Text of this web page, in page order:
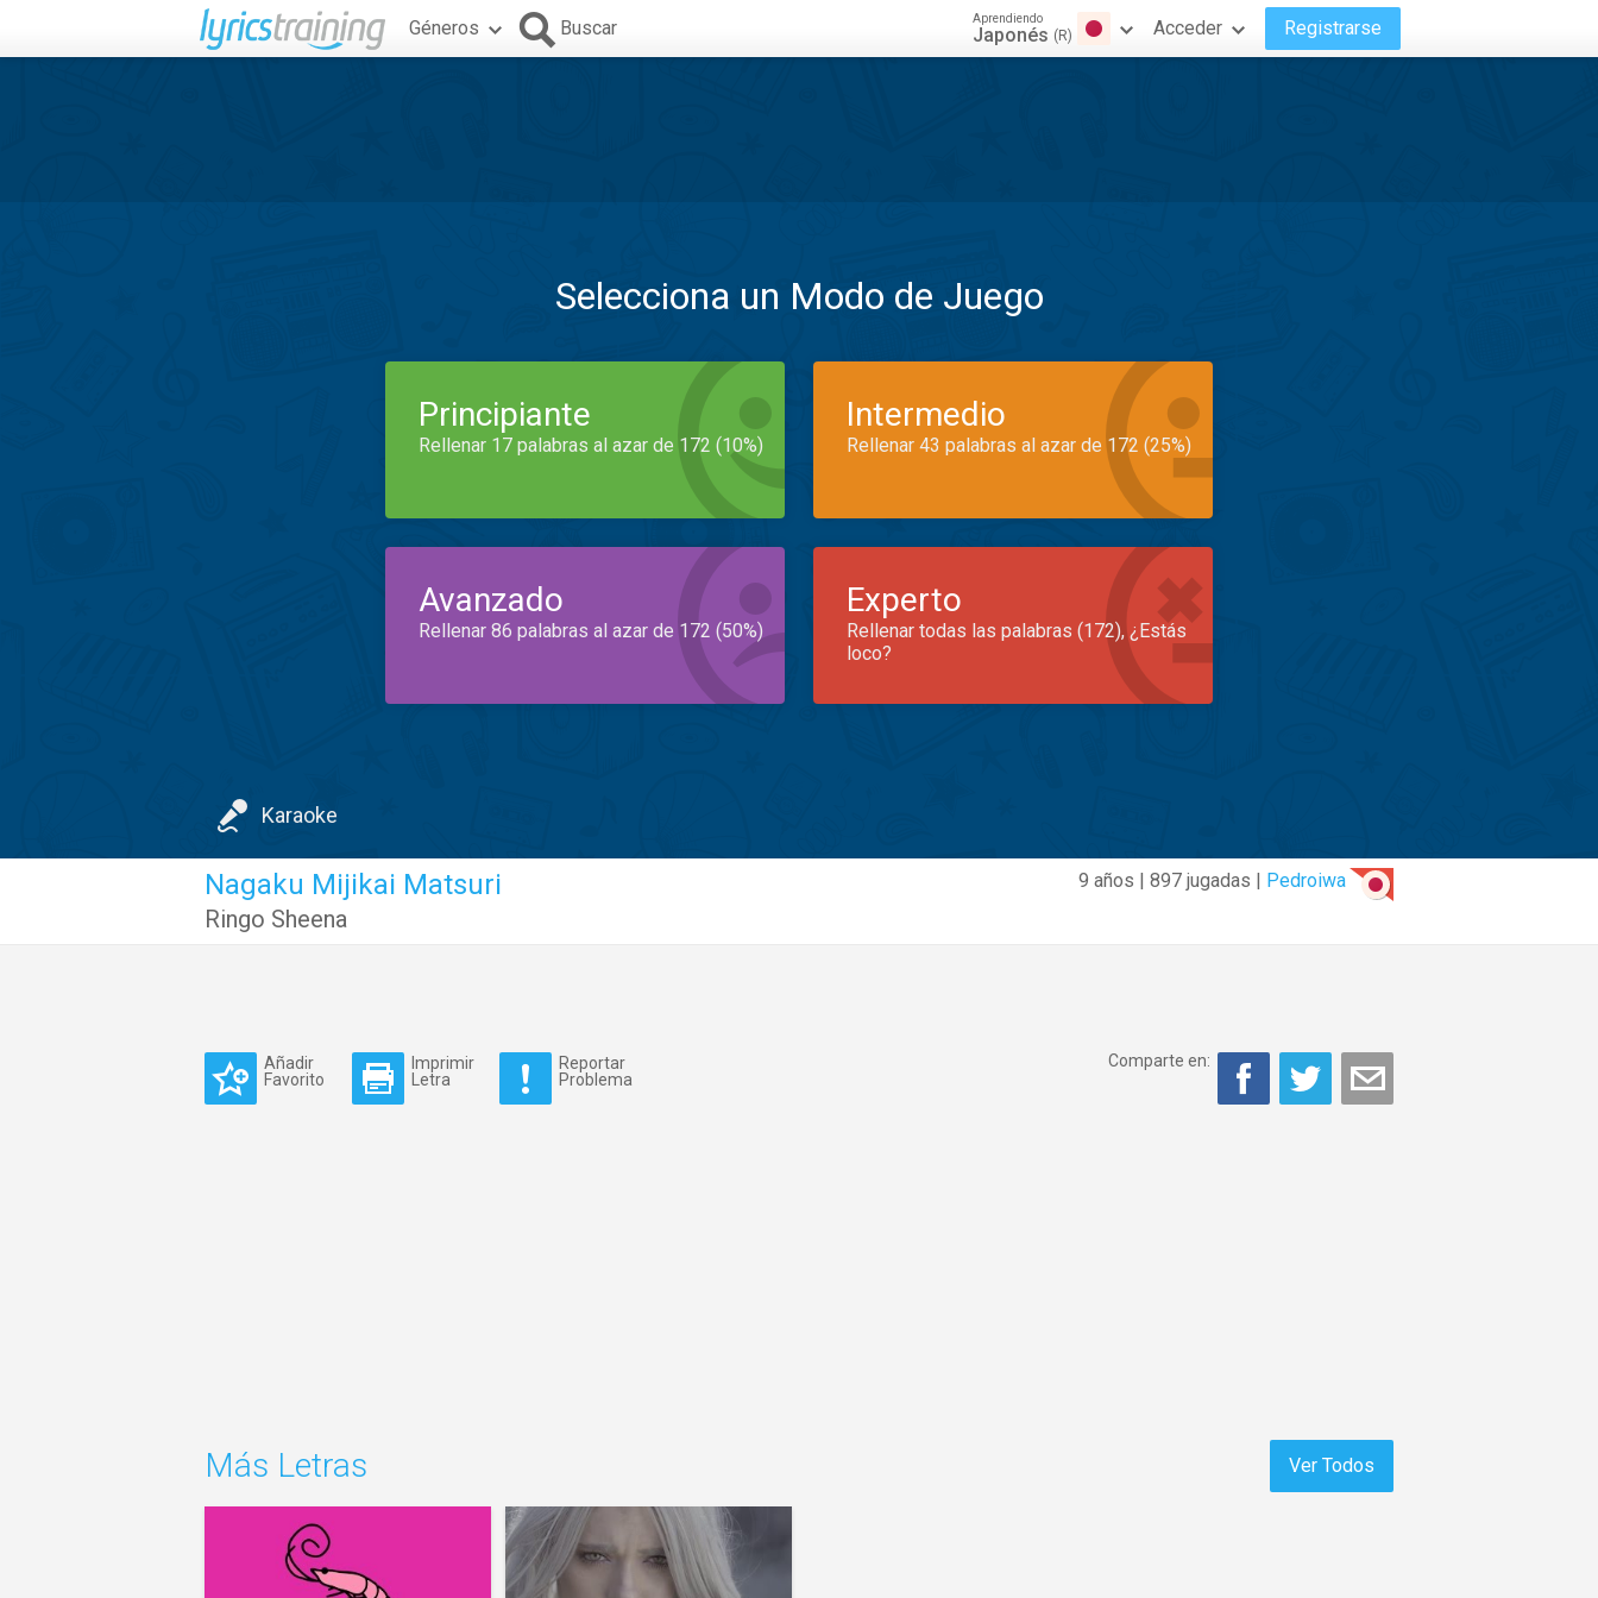
Géneros Buscar Aprendiendo
Japonés (R) Acceder Registrarse
Selecciona un Modo de Juego
Principiante
Rellenar 17 palabras al azar de 172 (10%)
Intermedio
Rellenar 43 palabras al azar de 172 (25%)
Avanzado
Rellenar 86 palabras al azar de 172 (50%)
Experto
Rellenar todas las palabras (172), ¿Estás
loco?
Karaoke
9 años | 897 jugadas | Pedroiwa
Nagaku Mijikai Matsuri
Ringo Sheena
Añadir
Favorito
Imprimir
Letra
Reportar
Problema
Comparte en:
Ver Todos
Más Letras